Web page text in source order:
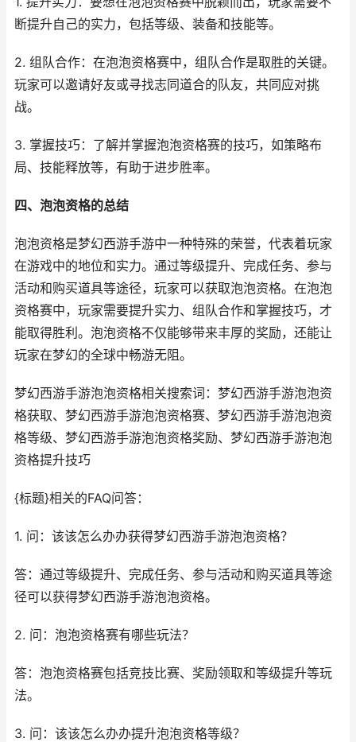
断提升自己的实力，包括等级、装备和技能等。
2. 组队合作：在泡泡资格赛中，组队合作是取胜的关键。
玩家可以邀请好友或寻找志同道合的队友，共同应对挑
战。
3. 掌握技巧：了解并掌握泡泡资格赛的技巧，如策略布
局、技能释放等，有助于进步胜率。
四、泡泡资格的总结
泡泡资格是梦幻西游手游中一种特殊的荣誉，代表着玩家
在游戏中的地位和实力。通过等级提升、完成任务、参与
活动和购买道具等途径，玩家可以获取泡泡资格。在泡泡
资格赛中，玩家需要提升实力、组队合作和掌握技巧，才
能取得胜利。泡泡资格不仅能够带来丰厚的奖励，还能让
玩家在梦幻的全球中畅游无阻。
梦幻西游手游泡泡资格相关搜索词：梦幻西游手游泡泡资
格获取、梦幻西游手游泡泡资格赛、梦幻西游手游泡泡资
格等级、梦幻西游手游泡泡资格奖励、梦幻西游手游泡泡
资格提升技巧
{标题}相关的FAQ问答：
1. 问：该该怎么办办获得梦幻西游手游泡泡资格？
答：通过等级提升、完成任务、参与活动和购买道具等途
径可以获得梦幻西游手游泡泡资格。
2. 问：泡泡资格赛有哪些玩法？
答：泡泡资格赛包括竞技比赛、奖励领取和等级提升等玩
法。
3. 问：该该怎么办办提升泡泡资格等级？